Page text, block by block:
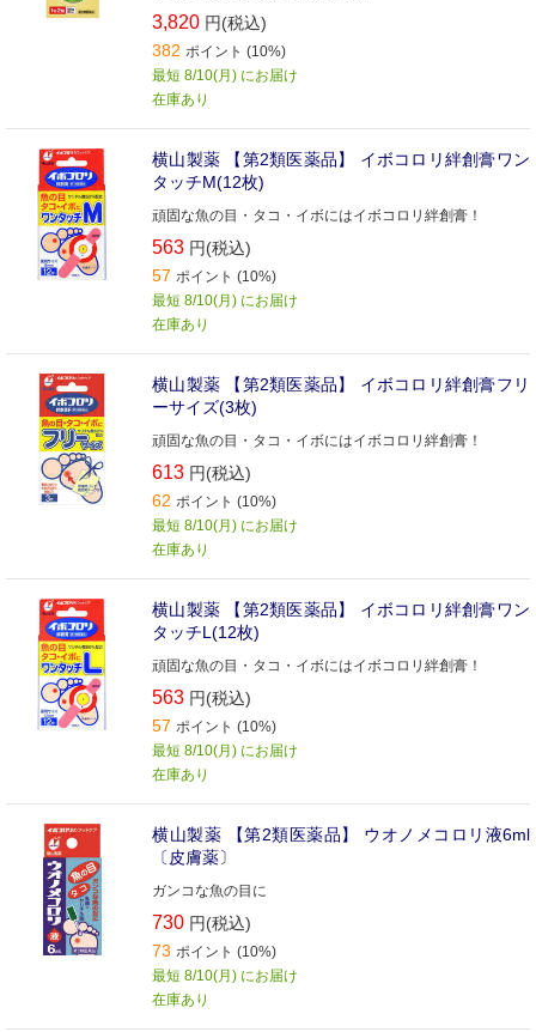
3,820 円(税込)
382 ポイント (10%)
最短 8/10(月) にお届け
在庫あり
横山製薬 【第2類医薬品】 イボコロリ絆創膏ワン
タッチM(12枚)
頑固な魚の目・タコ・イボにはイボコロリ絆創膏！
563 円(税込)
57 ポイント (10%)
最短 8/10(月) にお届け
在庫あり
横山製薬 【第2類医薬品】 イボコロリ絆創膏フリ
ーサイズ(3枚)
頑固な魚の目・タコ・イボにはイボコロリ絆創膏！
613 円(税込)
62 ポイント (10%)
最短 8/10(月) にお届け
在庫あり
横山製薬 【第2類医薬品】 イボコロリ絆創膏ワン
タッチL(12枚)
頑固な魚の目・タコ・イボにはイボコロリ絆創膏！
563 円(税込)
57 ポイント (10%)
最短 8/10(月) にお届け
在庫あり
横山製薬 【第2類医薬品】 ウオノメコロリ液6ml
〔皮膚薬〕
ガンコな魚の目に
730 円(税込)
73 ポイント (10%)
最短 8/10(月) にお届け
在庫あり